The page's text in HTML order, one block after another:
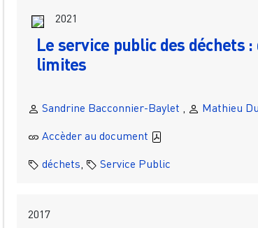
2021
Le service public des déchets
limites
Sandrine Bacconnier-Baylet
Mathieu
Accèder au document
déchets
Service Public
2017